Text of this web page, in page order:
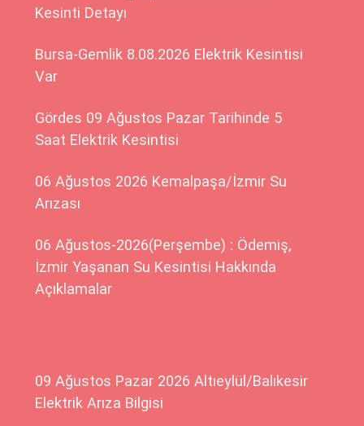
Kesinti Detayı
Bursa-Gemlik 8.08.2026 Elektrik Kesintisi
Var
Gördes 09 Ağustos Pazar Tarihinde 5
Saat Elektrik Kesintisi
06 Ağustos 2026 Kemalpaşa/İzmir Su
Arızası
06 Ağustos-2026(Perşembe) : Ödemiş,
İzmir Yaşanan Su Kesintisi Hakkında
Açıklamalar
09 Ağustos Pazar 2026 Altıeylül/Balıkesir
Elektrik Arıza Bilgisi